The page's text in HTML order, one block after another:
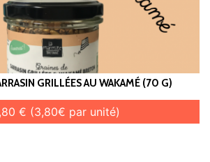
GRILLÉES AU WAKAMÉ (70 G)
€ (3,80€ par unité)